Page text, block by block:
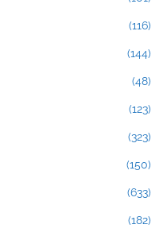
(116)
(144)
(48)
(123)
(323)
(150)
(633)
(182)